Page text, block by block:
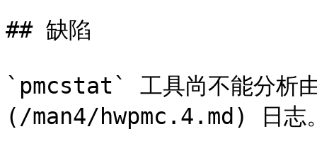
## 缺陷
`pmcstat` 工具尚不能分析